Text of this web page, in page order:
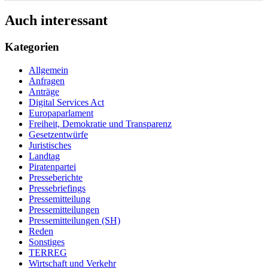
Auch interessant
Kategorien
Allgemein
Anfragen
Anträge
Digital Services Act
Europaparlament
Freiheit, Demokratie und Transparenz
Gesetzentwürfe
Juristisches
Landtag
Piratenpartei
Presseberichte
Pressebriefings
Pressemitteilung
Pressemitteilungen
Pressemitteilungen (SH)
Reden
Sonstiges
TERREG
Wirtschaft und Verkehr